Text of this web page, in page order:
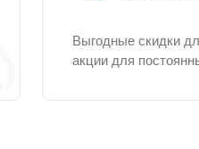
Выгодные скидки
акции для